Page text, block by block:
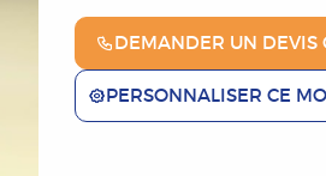
DEMANDER UN DEVIS
PERSONNALISER CE